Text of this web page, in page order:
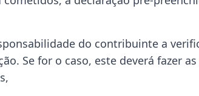
do contribuinte a
Se for o caso, este deverá fazer